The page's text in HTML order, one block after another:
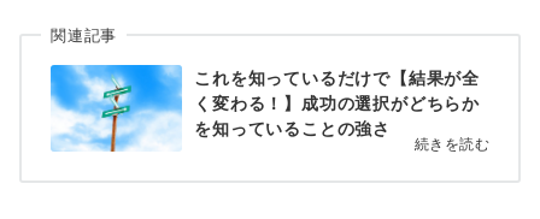
関連記事
これを知っているだけで【結果が全
く変わる！】成功の選択がどちらか
を知っていることの強さ
続きを読む